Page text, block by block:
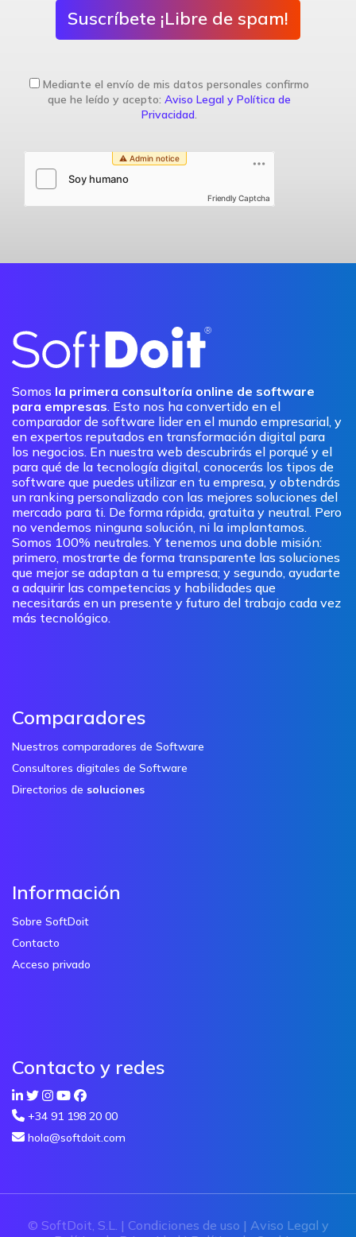
Suscríbete ¡Libre de spam!
Mediante el envío de mis datos personales confirmo
que he leído y acepto: Aviso Legal y Política de
Privacidad.
Friendly Captcha
Somos la primera consultoría online de software
para empresas. Esto nos ha convertido en el
comparador de software lider en el mundo empresarial, y
en expertos reputados en transformación digital para
los negocios. En nuestra web descubrirás el porqué y el
para qué de la tecnología digital, conocerás los tipos de
software que puedes utilizar en tu empresa, y obtendrás
un ranking personalizado con las mejores soluciones del
mercado para ti. De forma rápida, gratuita y neutral. Pero
no vendemos ninguna solución, ni la implantamos.
Somos 100% neutrales. Y tenemos una doble misión:
primero, mostrarte de forma transparente las soluciones
que mejor se adaptan a tu empresa; y segundo, ayudarte
a adquirir las competencias y habilidades que
necesitarás en un presente y futuro del trabajo cada vez
más tecnológico.
Comparadores
Nuestros comparadores de Software
Consultores digitales de Software
Directorios de soluciones
Información
Sobre SoftDoit
Contacto
Acceso privado
Contacto y redes
+34 91 198 20 00
hola@softdoit.com
© SoftDoit, S.L. | Condiciones de uso | Aviso Legal y